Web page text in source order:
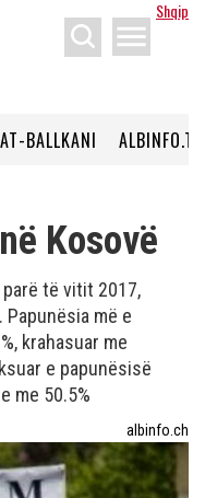
Shqip
menu
AT-BALLKANI ALBINFO.TV
Kosovë
të vitit 2017,
më e
krahasuar me
e papunësisë
me 50.5%
albinfo.ch